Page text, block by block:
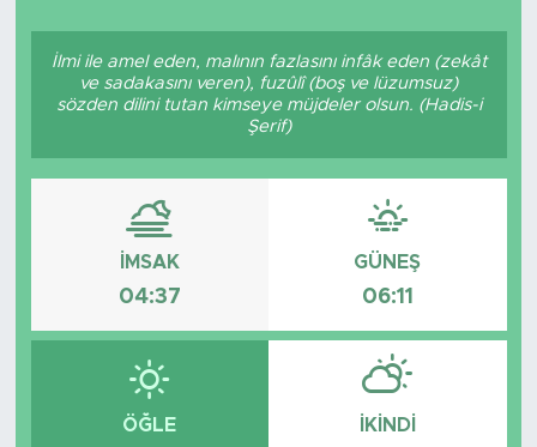
İlmi ile amel eden, malının fazlasını infâk eden (zekât
ve sadakasını veren), fuzûlî (boş ve lüzumsuz)
sözden dilini tutan kimseye müjdeler olsun. (Hadis-i
Şerif)
İMSAK
04:37
GÜNEŞ
06:11
ÖĞLE İKINDI